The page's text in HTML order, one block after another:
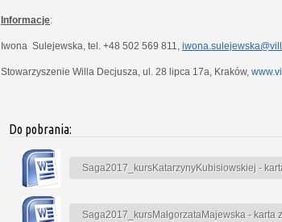
Informacje:
Iwona Sulejewska, tel. +48 502 569 811,
Stowarzyszenie Willa Decjusza, ul. 28 lipca 17a, Kraków,
Do pobrania:
Saga2017_kursKatarzynyKubisiowskiej -
Saga2017_kursMałgorzataMajewska - karta